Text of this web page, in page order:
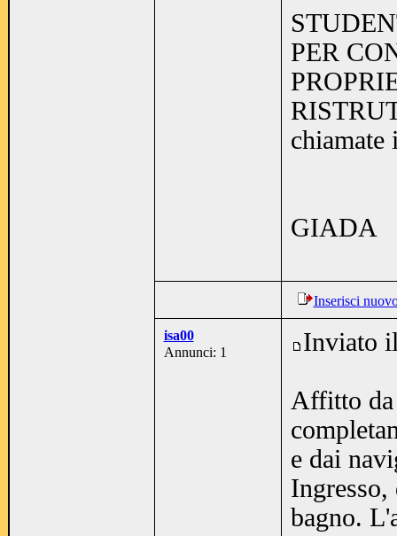
PER
GIADA
Inserisci
isa00
Annunci: 1
Inviato
Affitto
e dai
Ingresso,
bagno.